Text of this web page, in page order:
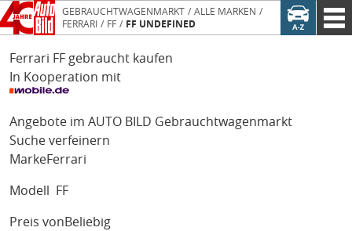
GEBRAUCHTWAGENMARKT
ALLE MARKEN
FERRARI
FF FF UNDEFINED
Ferrari FF gebraucht kaufen
In Kooperation mit
Angebote im AUTO BILD Gebrauchtwagenmarkt
Suche verfeinern
MarkeFerrari
Modell FF
Preis von Beliebig